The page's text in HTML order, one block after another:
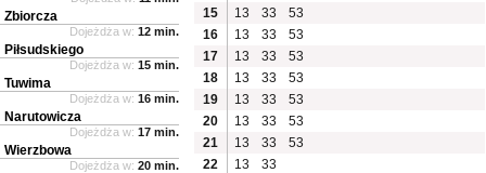
15
13 33
53
16
13 33
53
17
13 33
53
18
13 33
53
19
13 33
53
20
13 33
53
21
13 33
53
22
13 33
Zbiorcza
Dojeżdża w: 12 min.
Piłsudskiego
Dojeżdża w: 15 min.
Tuwima
Dojeżdża w: 16 min.
Narutowicza
Dojeżdża w: 17 min.
Wierzbowa
Dojeżdża w: 20 min.